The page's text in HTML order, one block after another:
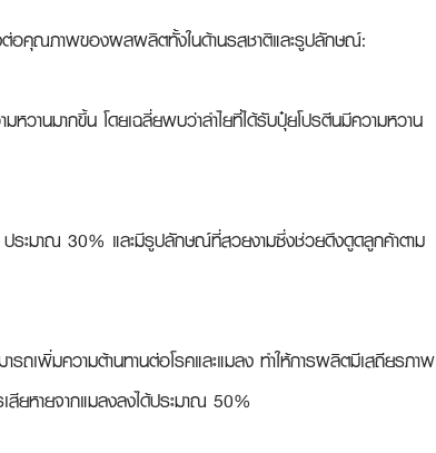
ต่อคุณภาพของผลผลิตทั้งในด้านรสชาติและรูปลักษณ์:
หวานมากขึ้น โดยเฉลี่ยพบว่าลำไยที่ได้รับปุ๋ยโปรตีนมีความหวาน
ระมาณ 30% และมีรูปลักษณ์ที่สวยงามซึ่งช่วยดึงดูดลูกค้าตาม
รถเพิ่มความต้านทานต่อโรคและแมลง ทำให้การผลิตมีเสถียรภาพ
สียหายจากแมลงลงได้ประมาณ 50%